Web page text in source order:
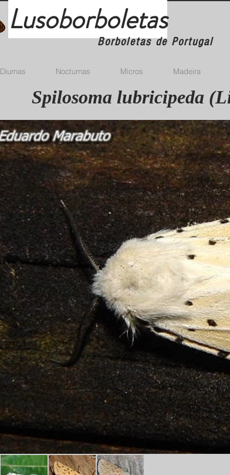
Lusoborboletas
Borboletas de Portugal
Diurnas Nocturnas Micros Madeira
Spilosoma lubricipeda